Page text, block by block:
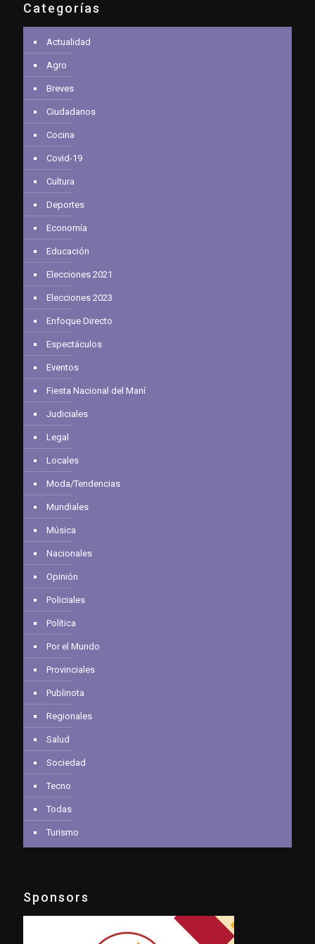
Categorías
Actualidad
Agro
Breves
Ciudadanos
Cocina
Covid-19
Cultura
Deportes
Economía
Educación
Elecciones 2021
Elecciones 2023
Enfoque Directo
Espectáculos
Eventos
Fiesta Nacional del Maní
Judiciales
Legal
Locales
Moda/Tendencias
Mundiales
Música
Nacionales
Opinión
Policiales
Política
Por el Mundo
Provinciales
Publinota
Regionales
Salud
Sociedad
Tecno
Todas
Turismo
Sponsors